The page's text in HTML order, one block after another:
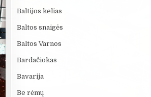
Baltijos kelias
Baltos snaigės
Baltos Varnos
Bardačiokas
Bavarija
Be rėmų